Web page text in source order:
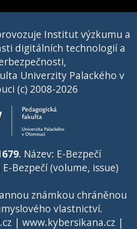
Institut výzkumu a
digitálních technologií a
Univerzity Palackého v
(c) 2008-2026
. Název: E-Bezpečí
Bezpečí (volume, issue)
známkou chráněnou
vlastnictví.
| www.kybersikana.cz |